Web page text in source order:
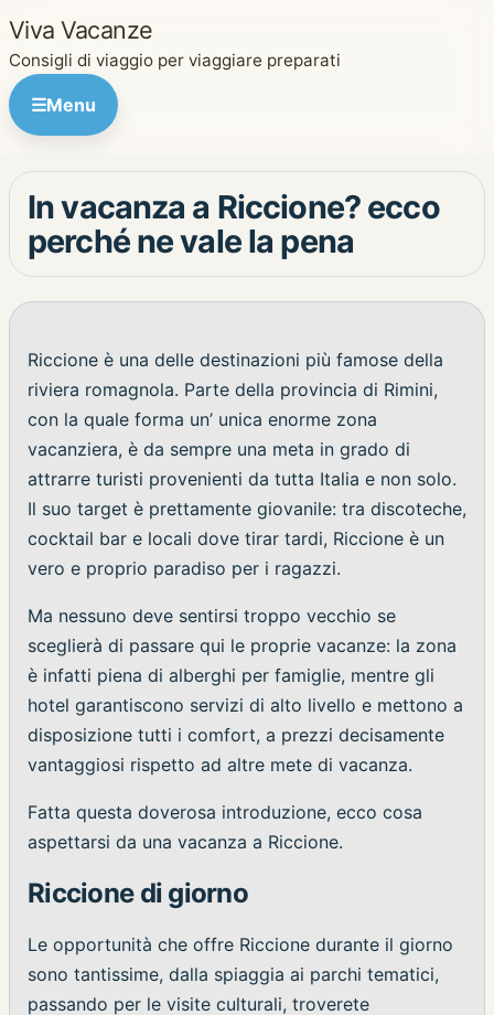
Viva Vacanze
Consigli di viaggio per viaggiare preparati
☰Menu
In vacanza a Riccione? ecco
perché ne vale la pena
Riccione è una delle destinazioni più famose della
riviera romagnola. Parte della provincia di Rimini,
con la quale forma un’ unica enorme zona
vacanziera, è da sempre una meta in grado di
attrarre turisti provenienti da tutta Italia e non solo.
Il suo target è prettamente giovanile: tra discoteche,
cocktail bar e locali dove tirar tardi, Riccione è un
vero e proprio paradiso per i ragazzi.
Ma nessuno deve sentirsi troppo vecchio se
sceglierà di passare qui le proprie vacanze: la zona
è infatti piena di alberghi per famiglie, mentre gli
hotel garantiscono servizi di alto livello e mettono a
disposizione tutti i comfort, a prezzi decisamente
vantaggiosi rispetto ad altre mete di vacanza.
Fatta questa doverosa introduzione, ecco cosa
aspettarsi da una vacanza a Riccione.
Riccione di giorno
Le opportunità che offre Riccione durante il giorno
sono tantissime, dalla spiaggia ai parchi tematici,
passando per le visite culturali, troverete